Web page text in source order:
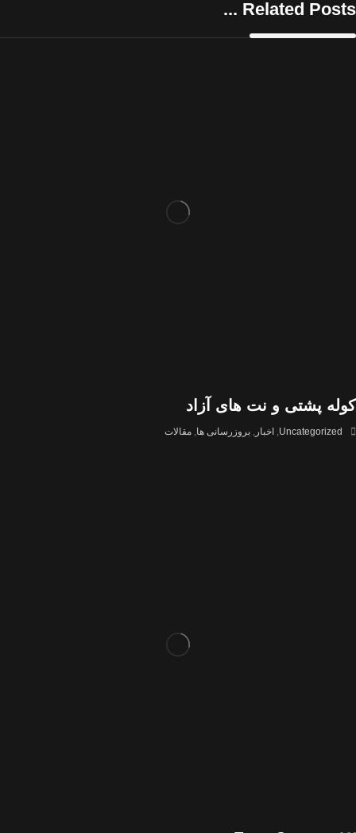
Related Posts ...
کوله پشتی و نت های آزاد
Uncategorized
, اخبار , بروزرسانی ها, مقالات